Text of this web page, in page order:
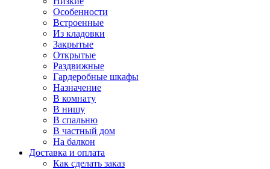
Особенности
Встроенные
Из кладовки
Закрытые
Открытые
Раздвижные
Гардеробные шкафы
Назначение
В комнату
В нишу
В спальню
В частный дом
На балкон
Доставка и оплата
Как сделать заказ